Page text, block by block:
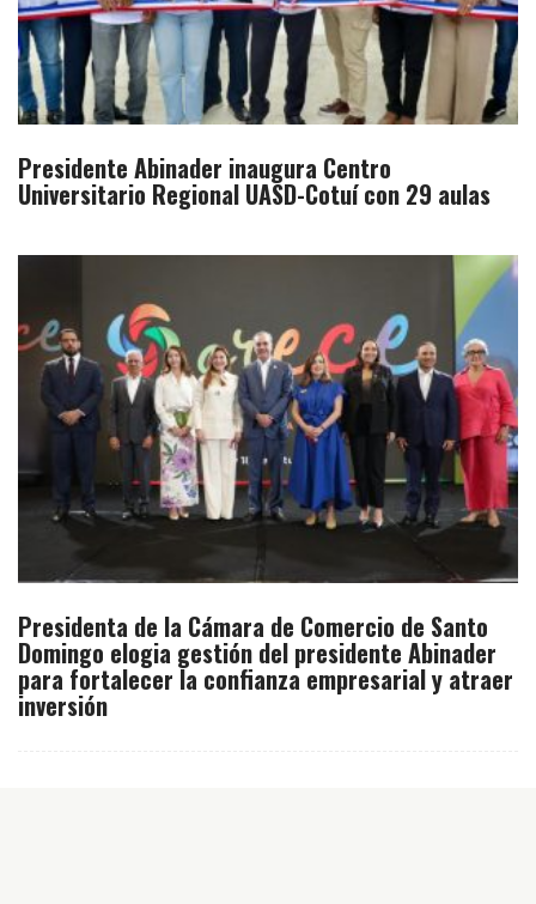
Presidente Abinader inaugura Centro
Universitario Regional UASD-Cotuí con 29 aulas
Presidenta de la Cámara de Comercio de Santo
Domingo elogia gestión del presidente Abinader
para fortalecer la confianza empresarial y atraer
inversión